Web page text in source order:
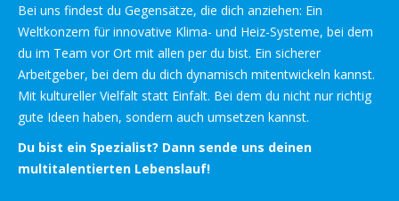
Bei uns findest du Gegensätze, die dich anziehen: Ein
Weltkonzern für innovative Klima- und Heiz-Systeme, bei dem
du im Team vor Ort mit allen per du bist. Ein sicherer
Arbeitgeber, bei dem du dich dynamisch mitentwickeln kannst.
Mit kultureller Vielfalt statt Einfalt. Bei dem du nicht nur richtig
gute Ideen haben, sondern auch umsetzen kannst.
Du bist ein Spezialist? Dann sende uns deinen
multitalentierten Lebenslauf!